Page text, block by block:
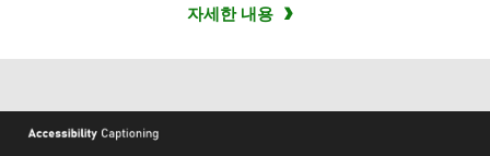
자세한 내용